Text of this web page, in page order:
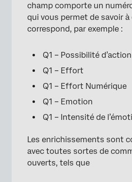
champ comporte un
qui vous permet de savoir à
correspond, par exemple :
Q1 – Possibilité d’action
Q1 – Effort
Q1 – Effort Numérique
Q1 – Emotion
Q1 – Intensité de
Les enrichissements sont
avec toutes sortes de
ouverts, tels que